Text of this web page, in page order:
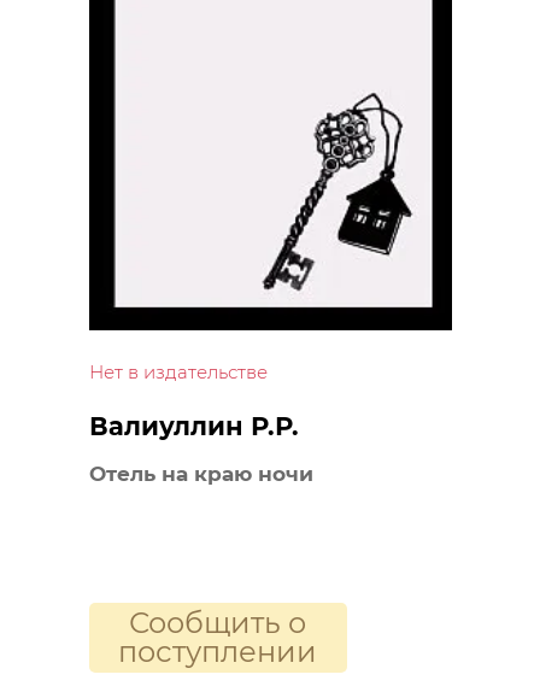
Нет в издательстве
Валиуллин Р.Р.
Отель на краю ночи
Сообщить о
поступлении